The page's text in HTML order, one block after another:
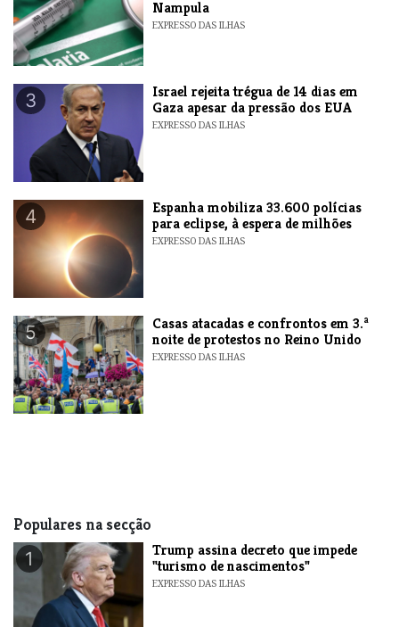
Nampula
EXPRESSO DAS ILHAS
3
​Israel rejeita trégua de 14 dias em
Gaza apesar da pressão dos EUA
EXPRESSO DAS ILHAS
4
Espanha mobiliza 33.600 polícias
para eclipse, à espera de milhões
EXPRESSO DAS ILHAS
5
Casas atacadas e confrontos em 3.ª
noite de protestos no Reino Unido
EXPRESSO DAS ILHAS
Populares na secção
1
Trump assina decreto que impede
"turismo de nascimentos"
EXPRESSO DAS ILHAS